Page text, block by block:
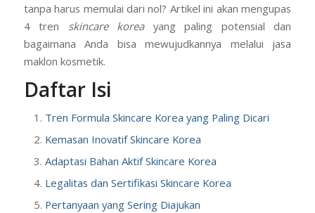
tanpa harus memulai dari nol? Artikel ini akan mengupas
4 tren skincare koreayang paling potensial dan
bagaimana Anda bisa mewujudkannya melalui jasa
maklon kosmetik.
Daftar Isi
Tren Formula Skincare Korea yang Paling Dicari
Kemasan Inovatif Skincare Korea
Adaptasi Bahan Aktif Skincare Korea
Legalitas dan Sertifikasi Skincare Korea
Pertanyaan yang Sering Diajukan